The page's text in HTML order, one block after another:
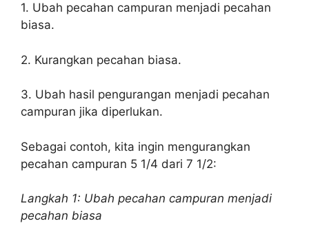
1. Ubah pecahan campuran menjadi pecahan
biasa.
2. Kurangkan pecahan biasa.
3. Ubah hasil pengurangan menjadi pecahan
campuran jika diperlukan.
Sebagai contoh, kita ingin mengurangkan
pecahan campuran 5 1/4 dari 7 1/2:
Langkah 1: Ubah pecahan campuran menjadi
pecahan biasa